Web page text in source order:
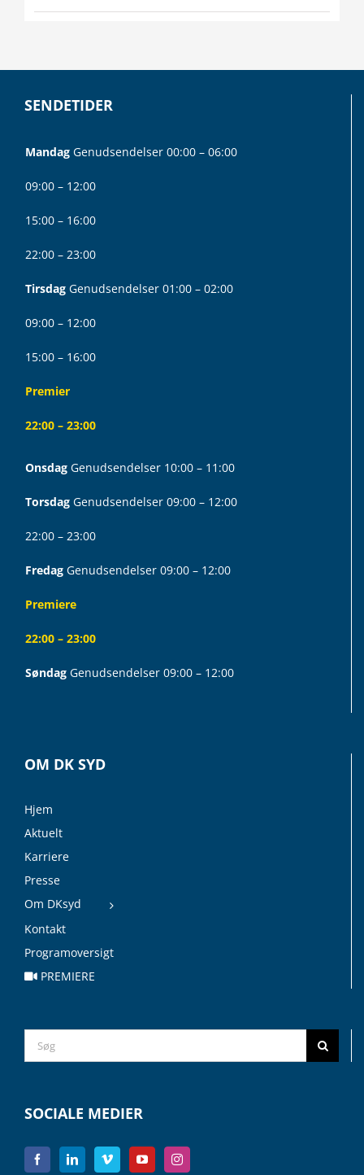
SENDETIDER
Mandag Genudsendelser 00:00 – 06:00
09:00 – 12:00
15:00 – 16:00
22:00 – 23:00
Tirsdag Genudsendelser 01:00 – 02:00
09:00 – 12:00
15:00 – 16:00
Premier
22:00 – 23:00
Onsdag Genudsendelser 10:00 – 11:00
Torsdag Genudsendelser 09:00 – 12:00
22:00 – 23:00
Fredag Genudsendelser 09:00 – 12:00
Premiere
22:00 – 23:00
Søndag Genudsendelser 09:00 – 12:00
OM DK SYD
Hjem
Aktuelt
Karriere
Presse
Om DKsyd
Kontakt
Programoversigt
PREMIERE
Search
for:
SOCIALE MEDIER